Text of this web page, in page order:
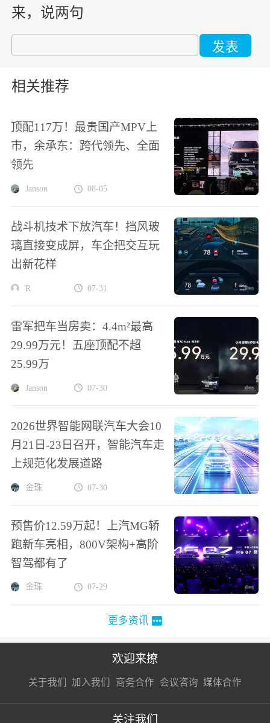
来，说两句
发表
相关推荐
顶配117万！最贵国产MPV上
市，余承东：跨代领先、全面
领先
Janson 08-05
战斗机技术下放汽车！挡风玻
璃直接变成屏，车企把交互玩
出新花样
R 07-31
雷军把车当房卖：4.4m²最高
29.99万元！五座顶配不超
25.99万
Janson 07-30
2026世界智能网联汽车大会10
月21日-23日召开，智能汽车走
上规范化发展道路
金珠 07-30
预售价12.59万起！上汽MG轿
跑新车亮相，800V架构+高阶
智驾都有了
金珠 07-29
更多资讯
欢迎来撩
关于我们 加入我们
接扔简历
商务合作
接开聊
会议咨询 媒体合作
接开聊
关注我们